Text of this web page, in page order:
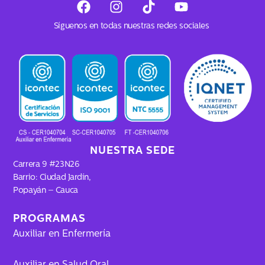
PROGRAMAS
Auxiliar en Enfermería
NUESTRA SEDE
Carrera 9 #23N26
Barrio: Ciudad Jardín,
Popayán – Cauca
a
c
b
o
o
k
n
s
a
a
i
k
o
k
o
u
b
e
Síguenos en todas nuestras redes sociales